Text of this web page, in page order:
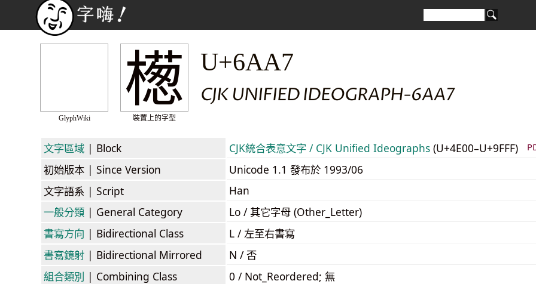
GlyphWiki
檧
裝置上的字型
U+6AA7
CJK UNIFIED IDEOGRAPH-6AA7
文字區域 | Block CJK統合表意文字 / CJK Unified Ideographs (U+4E00–U+9FFF)
初始版本 | Since Version
Unicode 1.1 發布於 1993/06
文字語系 | Script
Han
一般分類 | General Category
Lo / 其它字母 (Other_Letter)
書寫方向 | Bidirectional Class
L / 左至右書寫
書寫鏡射 | Bidirectional Mirrored
N / 否
組合類別 | Combining Class
0 / Not_Reordered; 無